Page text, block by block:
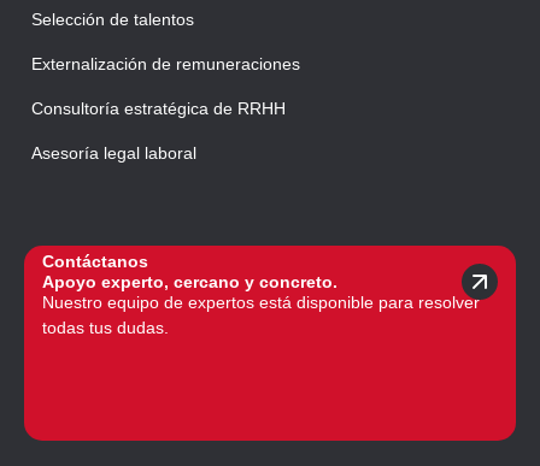
Selección de talentos
Externalización de remuneraciones
Consultoría estratégica de RRHH
Asesoría legal laboral
Contáctanos
Apoyo experto, cercano y concreto.
Nuestro equipo de expertos está disponible para resolver
todas tus dudas.